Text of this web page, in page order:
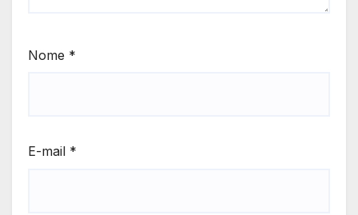
Nome *
E-mail *